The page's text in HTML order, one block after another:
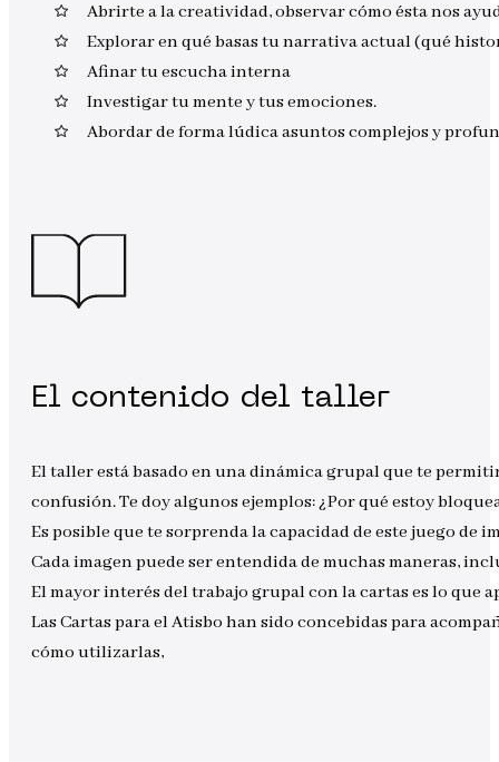
Abrirte a la creatividad, observar cómo ésta nos
Explorar en qué basas tu narrativa actual (qué
Afinar tu escucha interna
Investigar tu mente y tus emociones.
Abordar de forma lúdica asuntos complejos y
El contenido del taller
El taller está basado en una dinámica grupal que te
confusión. Te doy algunos ejemplos: ¿Por qué estoy
Es posible que te sorprenda la capacidad de este juego de
Cada imagen puede ser entendida de muchas maneras,
El mayor interés del trabajo grupal con la cartas es lo que
Las Cartas para el Atisbo han sido concebidas para
cómo utilizarlas,